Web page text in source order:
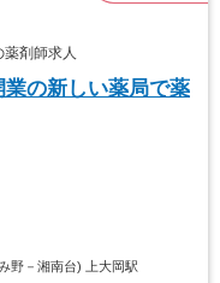
剤師求人
の新しい薬局で薬
野－湘南台) 上大岡駅